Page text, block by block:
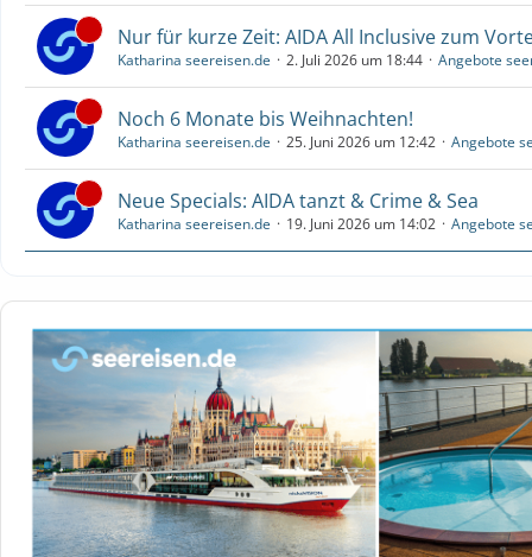
Nur für kurze Zeit: AIDA All Inclusive zum
Katharina seereisen.de 2. Juli 2026 um 18:44 Angebote
Noch 6 Monate bis Weihnachten!
Katharina seereisen.de 25. Juni 2026 um 12:42 Angebote
Neue Specials: AIDA tanzt & Crime & Sea
Katharina seereisen.de 19. Juni 2026 um 14:02 Angebote